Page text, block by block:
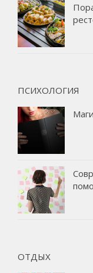
ПСИХОЛОГИЯ
ОТДЫХ